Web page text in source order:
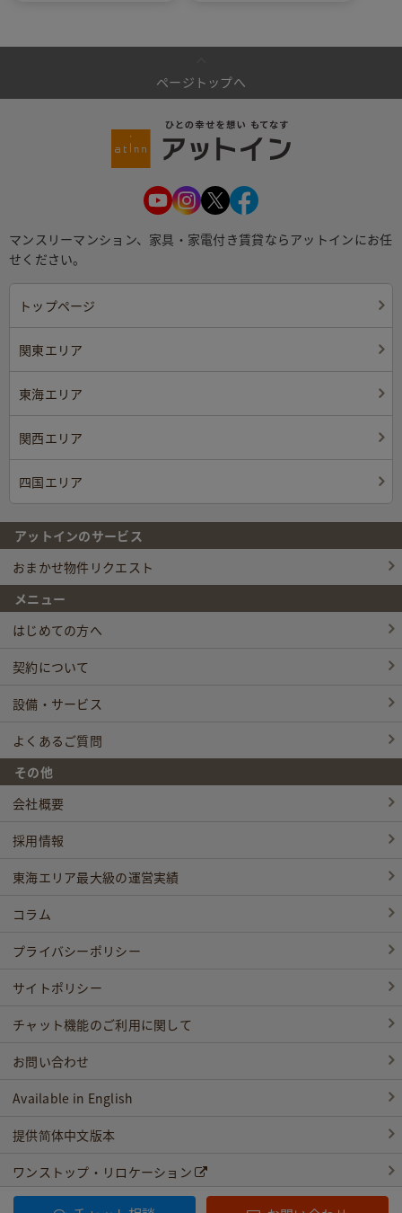
ページトップへ
マンスリーマンション、家具・家電付き賃貸ならアットインにお任
せください。
トップページ
関東エリア
東海エリア
関西エリア
四国エリア
アットインのサービス
おまかせ物件リクエスト
メニュー
はじめての方へ
契約について
設備・サービス
よくあるご質問
その他
会社概要
採用情報
東海エリア最大級の運営実績
コラム
プライバシーポリシー
サイトポリシー
チャット機能のご利用に関して
お問い合わせ
Available in English
提供简体中文版本
ワンストップ・リロケーション